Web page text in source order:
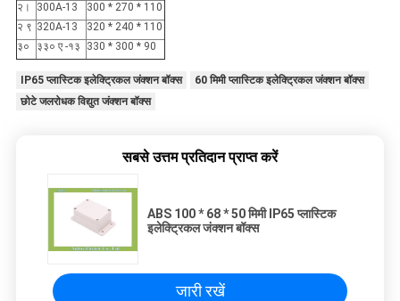
२।
300A-13
300 * 270 * 110
२ ९ 320A-13
320 * 240 * 110
३०
३३० ए -१३ 330 * 300 * 90
IP65 प्लास्टिक इलेक्ट्रिकल जंक्शन बॉक्स
60 मिमी प्लास्टिक इलेक्ट्रिकल जंक्शन बॉक्स
छोटे जलरोधक विद्युत जंक्शन बॉक्स
सबसे उत्तम प्रतिदान प्राप्त करें
ABS 100 * 68 * 50 मिमी IP65 प्लास्टिक
इलेक्ट्रिकल जंक्शन बॉक्स
जारी रखें